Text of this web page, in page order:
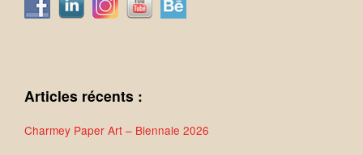
Articles récents :
Charmey Paper Art – Biennale 2026